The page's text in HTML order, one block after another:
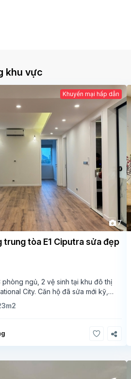
khu vực
7
Khuyến mại hấp dẫn
trung tòa E1 Ciputra sửa đẹp
phòng ngủ, 2 vệ sinh tại khu đô thị
City. Căn hộ đã sửa mới kỹ,
bếp hiện đại, không gian thoáng
sáng. Thông tin căn hộ: Diện tích: